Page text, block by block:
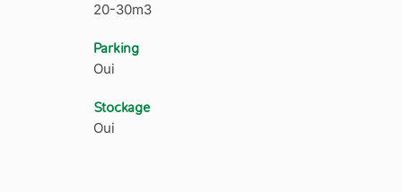
20-30m3
Parking
Oui
Stockage
Oui